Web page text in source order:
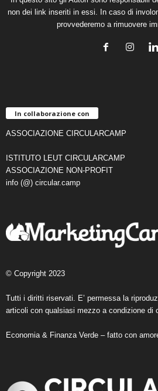
non dei link inseriti in essi. In caso di
provvederemo a rimuovere
In collaborazione con
ASSOCIAZIONE CIRCULARCAMP
ISTITUTO LEUT CIRCULARCAMP
ASSOCIAZIONE NON-PROFIT
info (@) circular.camp
© Copyright 2023
Tutti i diritti riservati. E’ permessa la
articoli con qualsiasi mezzo a condizione di
Economia & Finanza Verde – fatto con